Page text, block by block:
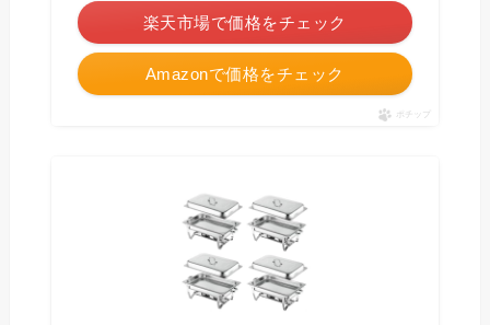
Amazonで価格をチェック
楽天市場で価格をチェック
ポチップ